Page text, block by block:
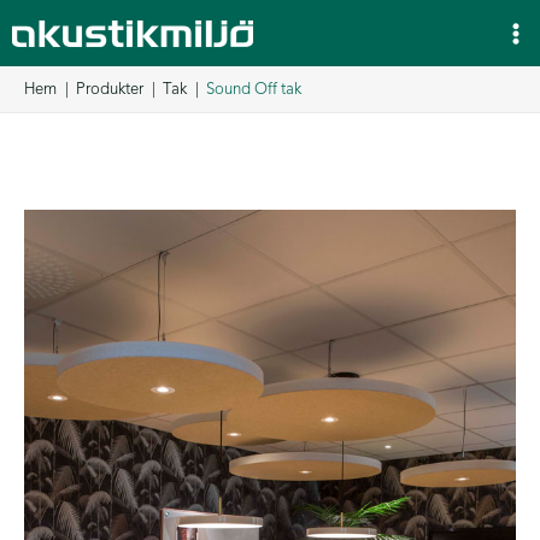
till
innehåll
Hem Produkter Tak Sound Off tak